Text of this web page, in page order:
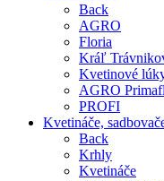
Back
AGRO
Floria
Kráľ
Kvetinové
AGRO
PROFI
Kvetináče,
Back
Krhly
Kvetináče